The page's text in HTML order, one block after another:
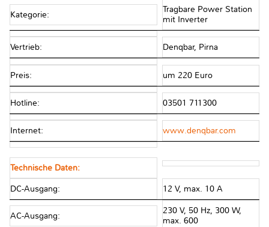
Kategorie:
Tragbare Power Station
mit Inverter
Vertrieb: Denqbar, Pirna
Preis: um 220 Euro
Hotline: 03501 711300
Internet: www.denqbar.com
Technische Daten:
DC-Ausgang: 12 V, max. 10 A
AC-Ausgang:
230 V, 50 Hz, 300 W,
max. 600